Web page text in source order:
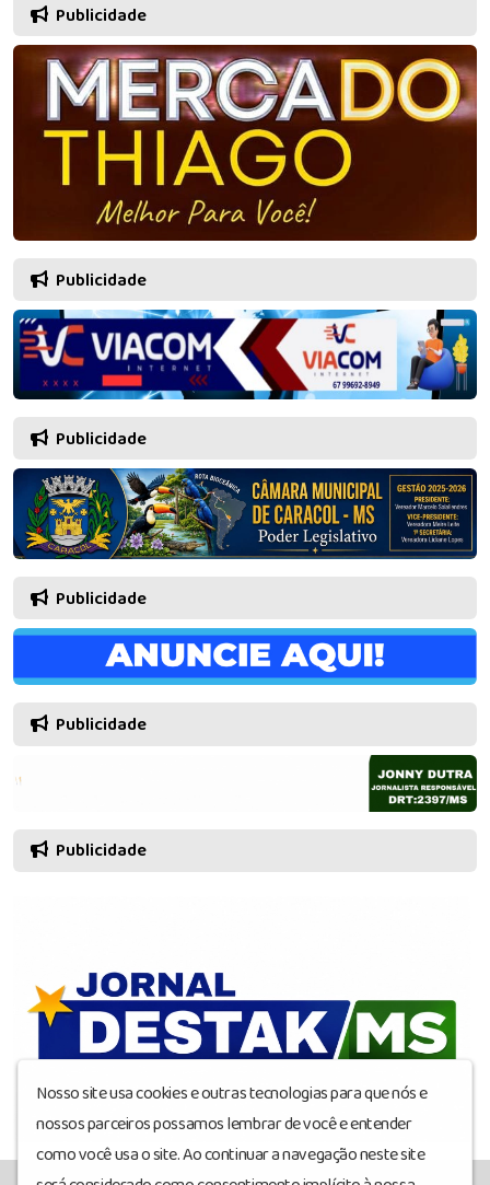
Publicidade
Publicidade
Publicidade
Publicidade
Publicidade
Publicidade
Nosso site usa cookies e outras tecnologias para que nós e
nossos parceiros possamos lembrar de você e entender
como você usa o site. Ao continuar a navegação neste site